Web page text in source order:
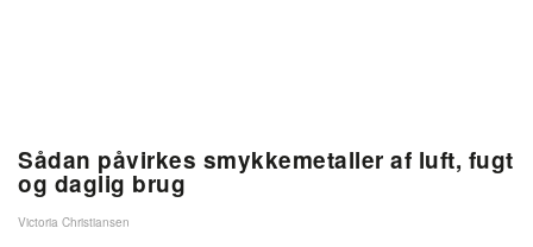
Sådan påvirkes smykkemetaller af luft, fugt
og daglig brug
Victoria Christiansen